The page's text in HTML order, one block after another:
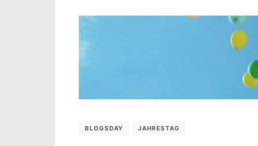
BLOGSDAY JAHRESTAG